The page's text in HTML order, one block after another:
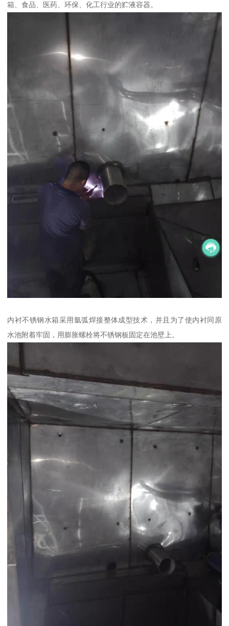
箱、食品、医药、环保、化工行业的贮液容器。
内衬不锈钢水箱采用氩弧焊接整体成型技术，并且为了使内衬同原
水池附着牢固，用膨胀螺栓将不锈钢板固定在池壁上。